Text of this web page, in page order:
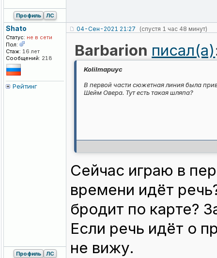
Профиль ЛС
Shato
Статус: не в сети
Пол:
Стаж: 16 лет
Сообщений: 218
Рейтинг
04-Сен-2021 21:27 (спустя 1 час 48 минут)
Barbarion писал(а)
KoIiImapuyc
В первой части сюжетная линия была
Шейм Овера. Тут есть такая шляпа?
Сейчас играю в
времени идёт
бродит по карте?
Если речь идёт о
не вижу.
Профиль ЛС